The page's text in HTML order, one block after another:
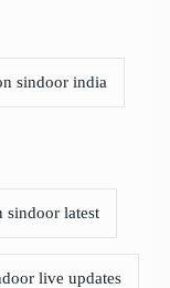
sindoor india
sindoor latest
live updates